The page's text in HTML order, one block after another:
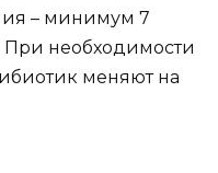
– минимум 7
необходимости
меняют на